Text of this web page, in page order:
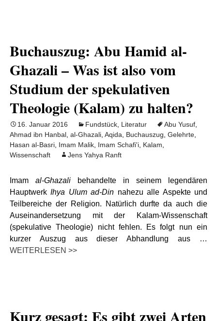
Buchauszug: Abu Hamid al-
Ghazali – Was ist also vom
Studium der spekulativen
Theologie (Kalam) zu halten?
16. Januar 2016 Fundstück Literatur Abu Yusuf
Ahmad ibn Hanbal al-Ghazali Aqida Buchauszug Gelehrte
Hasan al-Basri Imam Malik Imam Schafi'i Kalam
Wissenschaft
Jens Yahya Ranft
Imam al-Ghazali behandelte in seinem legendären
HauptwerkIhya Ulum ad-Din nahezu alle Aspekte und
Teilbereiche der Religion. Natürlich durfte da auch die
Auseinandersetzung mit der Kalam-Wissenschaft
(spekulative Theologie) nicht fehlen. Es folgt nun ein
kurzer Auszug aus dieser Abhandlung aus …
WEITERLESEN >>
Kurz gesagt: Es gibt zwei Arten